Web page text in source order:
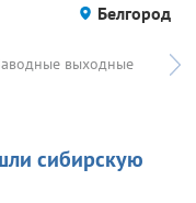
Белгород
выходные
сибирскую